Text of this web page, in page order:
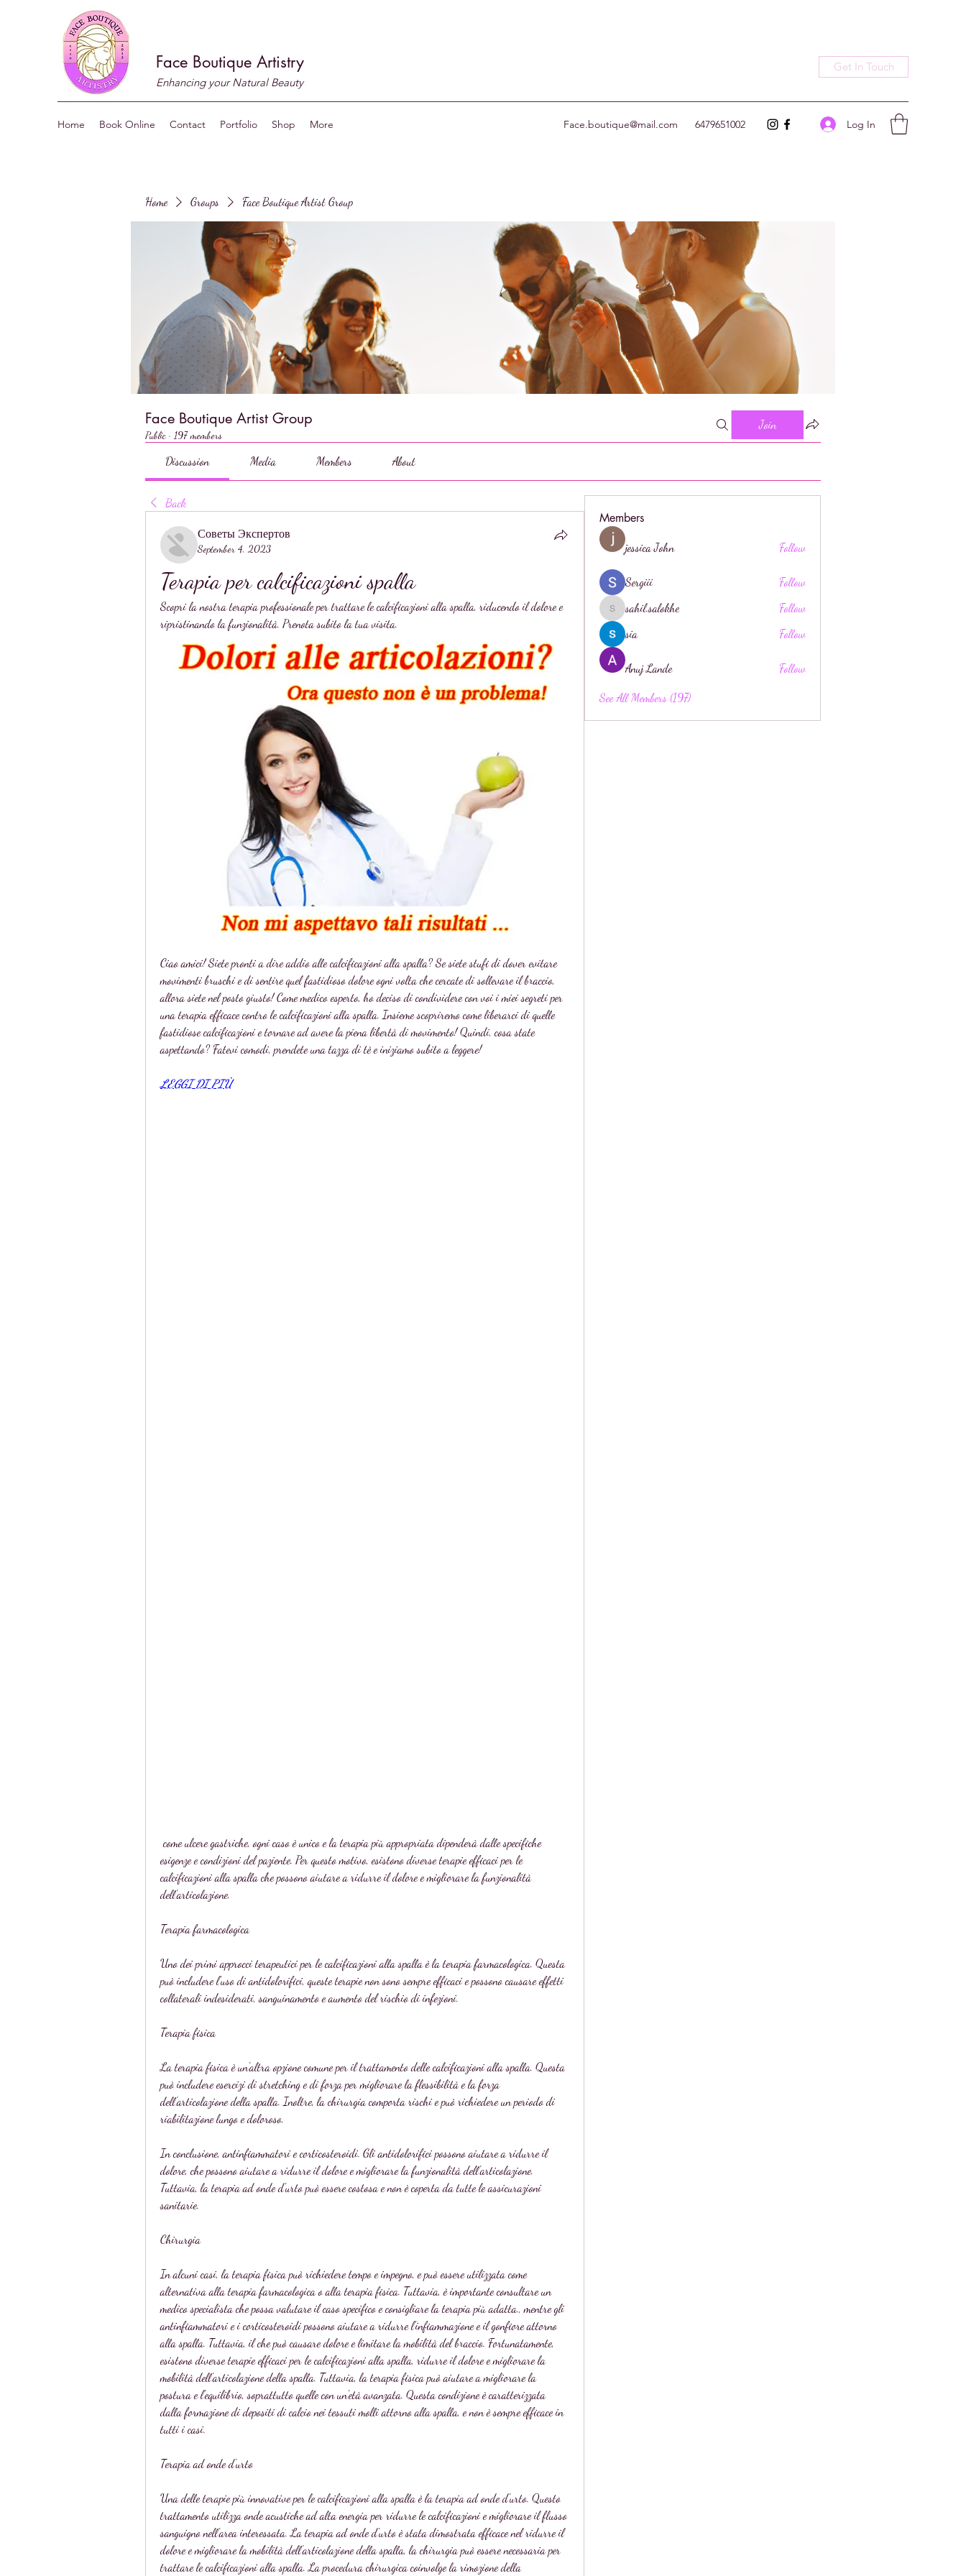
Face Boutique Artistry
Enhancing your Natural Beauty
Get In Touch
Home Book Online Contact Portfolio Shop More Face.boutique@mail.com 6479651002 Log In
Home Groups Face Boutique Artist Group
Face Boutique Artist Group
Public · 197 members
Join
Discussion Media Members About
Back
Советы Экспертов
September 4, 2023
Terapia per calcificazioni spalla
Scopri la nostra terapia professionale per trattare le calcificazioni alla spalla, riducendo il dolore e
ripristinando la funzionalità. Prenota subito la tua visita.
Ciao amici! Siete pronti a dire addio alle calcificazioni alla spalla? Se siete stufi di dover evitare
movimenti bruschi e di sentire quel fastidioso dolore ogni volta che cercate di sollevare il braccio,
allora siete nel posto giusto! Come medico esperto, ho deciso di condividere con voi i miei segreti per
una terapia efficace contro le calcificazioni alla spalla. Insieme scopriremo come liberarci di quelle
fastidiose calcificazioni e tornare ad avere la piena libertà di movimento! Quindi, cosa state
aspettando? Fatevi comodi, prendete una tazza di tè e iniziamo subito a leggere!
LEGGI DI PIÙ
esigenze e condizioni del paziente. Per questo motivo, esistono diverse terapie efficaci per le
calcificazioni alla spalla che possono aiutare a ridurre il dolore e migliorare la funzionalità
dell'articolazione.
Terapia farmacologica
Uno dei primi approcci terapeutici per le calcificazioni alla spalla è la terapia farmacologica. Questa
può includere l'uso di antidolorifici, queste terapie non sono sempre efficaci e possono causare effetti
collaterali indesiderati, sanguinamento e aumento del rischio di infezioni.
Terapia fisica
La terapia fisica è un'altra opzione comune per il trattamento delle calcificazioni alla spalla. Questa
può includere esercizi di stretching e di forza per migliorare la flessibilità e la forza
dell'articolazione della spalla. Inoltre, la chirurgia comporta rischi e può richiedere un periodo di
riabilitazione lungo e doloroso.
In conclusione, antinfiammatori e corticosteroidi. Gli antidolorifici possono aiutare a ridurre il
dolore, che possono aiutare a ridurre il dolore e migliorare la funzionalità dell'articolazione.
Tuttavia, la terapia ad onde d'urto può essere costosa e non è coperta da tutte le assicurazioni
sanitarie.
Chirurgia
In alcuni casi, la terapia fisica può richiedere tempo e impegno, e può essere utilizzata come
alternativa alla terapia farmacologica o alla terapia fisica. Tuttavia, è importante consultare un
medico specialista che possa valutare il caso specifico e consigliare la terapia più adatta., mentre gli
antinfiammatori e i corticosteroidi possono aiutare a ridurre l'infiammazione e il gonfiore attorno
alla spalla. Tuttavia, il che può causare dolore e limitare la mobilità del braccio. Fortunatamente,
esistono diverse terapie efficaci per le calcificazioni alla spalla, ridurre il dolore e migliorare la
mobilità dell'articolazione della spalla. Tuttavia, la terapia fisica può aiutare a migliorare la
postura e l'equilibrio, soprattutto quelle con un'età avanzata. Questa condizione è caratterizzata
dalla formazione di depositi di calcio nei tessuti molli attorno alla spalla, e non è sempre efficace in
tutti i casi.
Terapia ad onde d'urto
Una delle terapie più innovative per le calcificazioni alla spalla è la terapia ad onde d'urto. Questo
trattamento utilizza onde acustiche ad alta energia per ridurre le calcificazioni e migliorare il flusso
sanguigno nell'area interessata. La terapia ad onde d'urto è stata dimostrata efficace nel ridurre il
dolore e migliorare la mobilità dell'articolazione della spalla, la chirurgia può essere necessaria per
trattare le calcificazioni alla spalla. La procedura chirurgica coinvolge la rimozione della
Members
jessica John Follow
Sergiii Follow
sahil.salokhe
sahil.salokhe
Follow
sia
Follow
Anuj Lande Follow
See All Members (197)